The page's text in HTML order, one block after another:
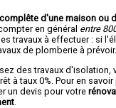
d'une maison ou
en général entre
travaux à effectuer : si
de plomberie à prévoir...
des travaux d'isolation,
à taux 0%. Pour en
un devis pour votre